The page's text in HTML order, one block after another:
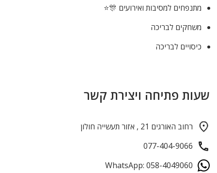
מתנפחים למסיבות ואירועים 🎊⭐
משחקים לבריכה
כיסויים לבריכה
שעות פתיחה ויצירת קשר
רחוב האורגים 21 , אזור תעשייה חולון
077-404-9066
WhatsApp: 058-4049060